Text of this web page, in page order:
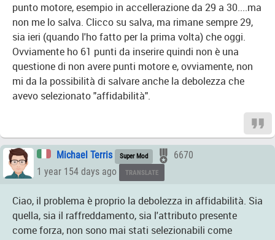
punto motore, esempio in accellerazione da 29 a 30....ma
non me lo salva. Clicco su salva, ma rimane sempre 29,
sia ieri (quando l'ho fatto per la prima volta) che oggi.
Ovviamente ho 61 punti da inserire quindi non è una
questione di non avere punti motore e, ovviamente, non
mi da la possibilità di salvare anche la debolezza che
avevo selezionato "affidabilità".
Michael Terris Super Mod
6670
1 year 154 days ago
TRANSLATE
Ciao, il problema è proprio la debolezza in affidabilità. Sia
quella, sia il raffreddamento, sia l'attributo presente
come forza, non sono mai stati selezionabili come